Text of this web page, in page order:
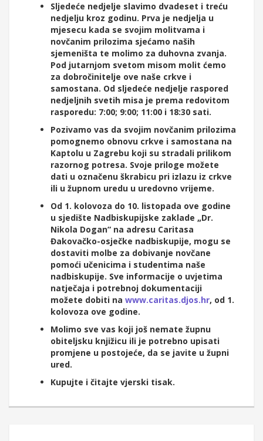
Sljedeće nedjelje slavimo dvadeset i treću
nedjelju kroz godinu. Prva je nedjelja u
mjesecu kada se svojim molitvama i
novčanim prilozima sjećamo naših
sjemeništa te molimo za duhovna zvanja.
Pod jutarnjom svetom misom molit ćemo
za dobročinitelje ove naše crkve i
samostana. Od sljedeće nedjelje raspored
nedjeljnih svetih misa je prema redovitom
rasporedu: 7:00; 9:00; 11:00 i 18:30 sati.
Pozivamo vas da svojim novčanim prilozima
pomognemo obnovu crkve i samostana na
Kaptolu u Zagrebu koji su stradali prilikom
razornog potresa. Svoje priloge možete
dati u označenu škrabicu pri izlazu iz crkve
ili u župnom uredu u uredovno vrijeme.
Od 1. kolovoza do 10. listopada ove godine
u sjedište Nadbiskupijske zaklade „Dr.
Nikola Dogan“ na adresu Caritasa
Đakovačko-osječke nadbiskupije, mogu se
dostaviti molbe za dobivanje novčane
pomoći učenicima i studentima naše
nadbiskupije. Sve informacije o uvjetima
natječaja i potrebnoj dokumentaciji
možete dobiti na www.caritas.djos.hr, od 1.
kolovoza ove godine.
Molimo sve vas koji još nemate župnu
obiteljsku knjižicu ili je potrebno upisati
promjene u postojeće, da se javite u župni
ured.
Kupujte i čitajte vjerski tisak.